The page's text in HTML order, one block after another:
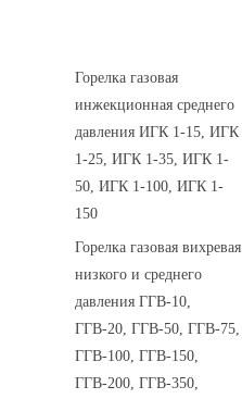
Горелка газовая
инжекционная среднего
давления ИГК 1-15, ИГК
1-25, ИГК 1-35, ИГК 1-
50, ИГК 1-100, ИГК 1-
150
Горелка газовая вихревая
низкого и среднего
давления ГГВ-10,
ГГВ-20, ГГВ-50, ГГВ-75,
ГГВ-100, ГГВ-150,
ГГВ-200, ГГВ-350,